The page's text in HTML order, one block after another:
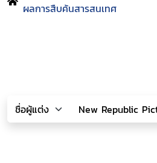
ผลการสืบค้นสารสนเทศ